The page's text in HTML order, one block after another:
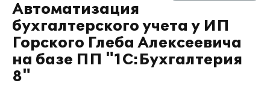
Автоматизация
бухгалтерского учета у ИП
Горского Глеба Алексеевича
на базе ПП "1С:Бухгалтерия
8"